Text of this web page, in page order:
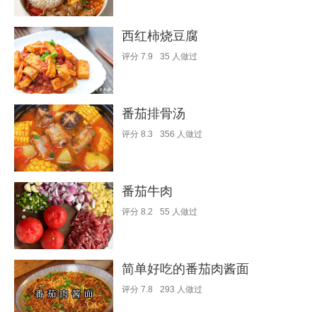
西红柿烧豆腐
评分 7.9 35 人做过
番茄排骨汤
评分 8.3 356 人做过
番茄牛肉
评分 8.2 55 人做过
简单好吃的番茄肉酱面
评分 7.8 293 人做过